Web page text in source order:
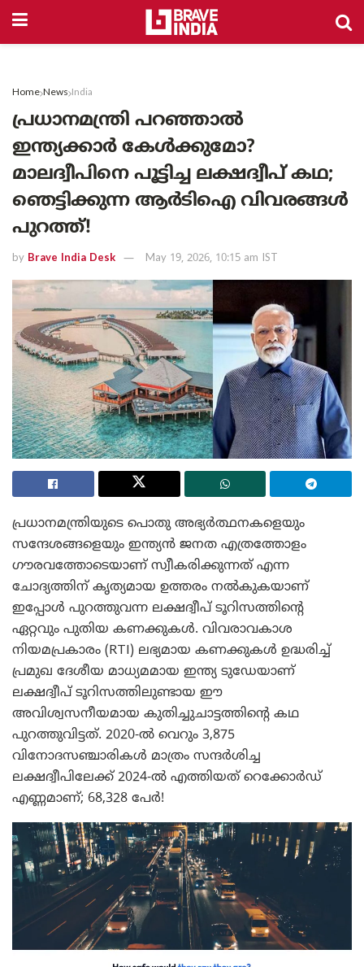
Home News India
പ്രധാനമന്ത്രി പറഞ്ഞാൽ
ഇന്ത്യക്കാർ കേൾക്കുമോ?
മാലദ്വീപിനെ പൂട്ടിച്ച ലക്ഷദ്വീപ് കഥ;
ഞെട്ടിക്കുന്ന ആർടിഐ വിവരങ്ങൾ
പുറത്ത്!
by Brave India Desk May 19, 2026, 10:15 am IST
പ്രധാനമന്ത്രിയുടെ പൊതു അഭ്യർത്ഥനകളെയും
സന്ദേശങ്ങളെയും ഇന്ത്യൻ ജനത എത്രത്തോളം
ഗൗരവത്തോടെയാണ് സ്വീകരിക്കുന്നത് എന്ന
ചോദ്യത്തിന് കൃത്യമായ ഉത്തരം നൽകുകയാണ്
ഇപ്പോൾ പുറത്തുവന്ന ലക്ഷദ്വീപ് ടൂറിസത്തിന്റെ
ഏറ്റവും പുതിയ കണക്കുകൾ. വിവരാവകാശ
നിയമപ്രകാരം (RTI) ലഭ്യമായ കണക്കുകൾ ഉദ്ധരിച്ച്
പ്രമുഖ ദേശീയ മാധ്യമമായ ഇന്ത്യ ടുഡേയാണ്
ലക്ഷദ്വീപ് ടൂറിസത്തിലുണ്ടായ ഈ
അവിശ്വസനീയമായ കുതിച്ചുചാട്ടത്തിന്റെ കഥ
പുറത്തുവിട്ടത്. 2020-ൽ വെറും 3,875
വിനോദസഞ്ചാരികൾ മാത്രം സന്ദർശിച്ച
ലക്ഷദ്വീപിലേക്ക് 2024-ൽ എത്തിയത് റെക്കോർഡ്
എണ്ണമാണ്; 68,328 പേർ!